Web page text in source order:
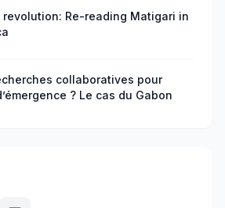
Re-reading Matigari in
collaboratives pour
? Le cas du Gabon